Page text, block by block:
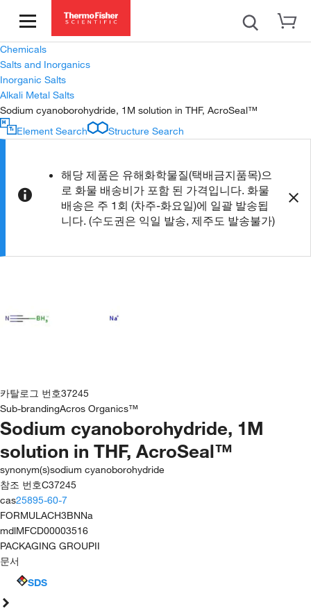
Chemicals
Salts and Inorganics
Inorganic Salts
Alkali Metal Salts
Sodium cyanoborohydride, 1M solution in THF, AcroSeal™
Element Search
Structure Search
해당 제품은 유해화학물질(택배금지품목)으
로 화물 배송비가 포함 된 가격입니다. 화물
배송은 주 1회 (차주-화요일)에 일괄 발송됩
니다. (수도권은 익일 발송, 제주도 발송불가)
카탈로그 번호37245
Sub-brandingAcros Organics™
Sodium cyanoborohydride, 1M
solution in THF, AcroSeal™
synonym(s)sodium cyanoborohydride
참조 번호C37245
cas25895-60-7
FORMULACH3BNNa
mdlMFCD00003516
PACKAGING GROUPII
문서
SDS